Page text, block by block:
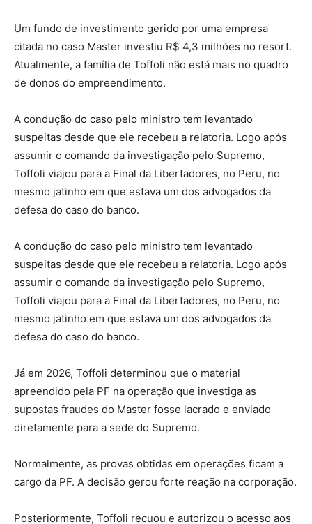
Um fundo de investimento gerido por uma empresa
citada no caso Master investiu R$ 4,3 milhões no resort.
Atualmente, a família de Toffoli não está mais no quadro
de donos do empreendimento.
A condução do caso pelo ministro tem levantado
suspeitas desde que ele recebeu a relatoria. Logo após
assumir o comando da investigação pelo Supremo,
Toffoli viajou para a Final da Libertadores, no Peru, no
mesmo jatinho em que estava um dos advogados da
defesa do caso do banco.
A condução do caso pelo ministro tem levantado
suspeitas desde que ele recebeu a relatoria. Logo após
assumir o comando da investigação pelo Supremo,
Toffoli viajou para a Final da Libertadores, no Peru, no
mesmo jatinho em que estava um dos advogados da
defesa do caso do banco.
Já em 2026, Toffoli determinou que o material
apreendido pela PF na operação que investiga as
supostas fraudes do Master fosse lacrado e enviado
diretamente para a sede do Supremo.
Normalmente, as provas obtidas em operações ficam a
cargo da PF. A decisão gerou forte reação na corporação.
Posteriormente, Toffoli recuou e autorizou o acesso aos